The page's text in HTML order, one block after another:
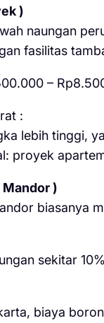
)
naungan
fasilitas
–
:
lebih tinggi,
proyek
)
biasanya
sekitar
biaya